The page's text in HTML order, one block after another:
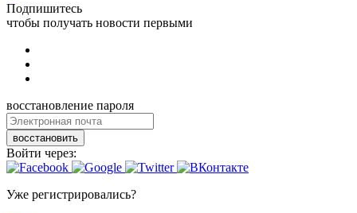
Подпишитесь
чтобы получать новости первыми
восстановление пароля
восстановить
Войти через:
Уже регистрировались?